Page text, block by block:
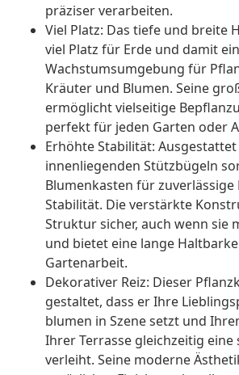
präziser verarbeiten.
Viel Platz: Das tiefe und breite
viel Platz für Erde und damit
Wachstumsumgebung für
Kräuter und Blumen. Seine
ermöglicht vielseitige
perfekt für jeden Garten oder
Erhöhte Stabilität:
innenliegenden Stützbügeln
Blumenkasten für
Stabilität. Die verstärkte
Struktur sicher, auch wenn sie
und bietet eine lange
Gartenarbeit.
Dekorativer Reiz: Dieser
gestaltet, dass er Ihre
blumen in Szene setzt und
Ihrer Terrasse gleichzeitig eine
verleiht. Seine moderne